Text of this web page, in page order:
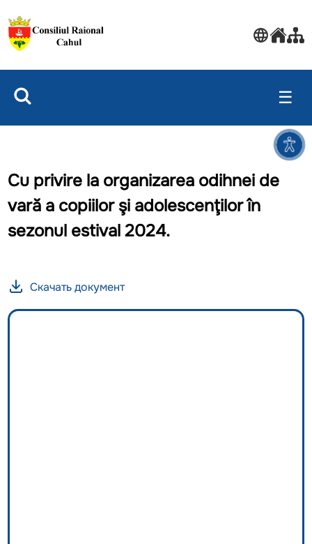
☰
Cu privire la organizarea odihnei de
vară a copiilor şi adolescenţilor în
sezonul estival 2024.
Скачать документ